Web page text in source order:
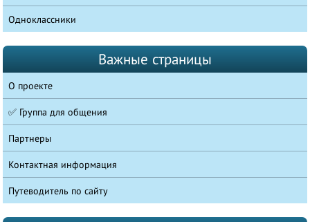
Одноклассники
Важные страницы
О проекте
✅ Группа для общения
Партнеры
Контактная информация
Путеводитель по сайту